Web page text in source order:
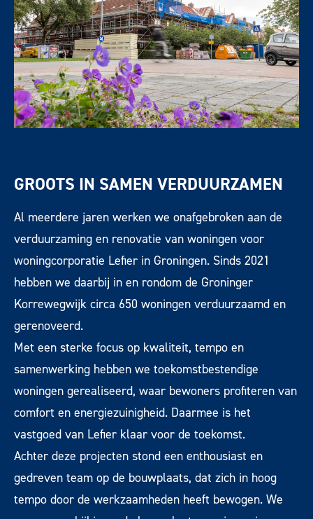
GROOTS IN SAMEN VERDUURZAMEN
Al meerdere jaren werken we onafgebroken aan de
verduurzaming en renovatie van woningen voor
woningcorporatie Lefier in Groningen. Sinds 2021
hebben we daarbij in en rondom de Groninger
Korrewegwijk circa 650 woningen verduurzaamd en
gerenoveerd.
Met een sterke focus op kwaliteit, tempo en
samenwerking hebben we toekomstbestendige
woningen gerealiseerd, waar bewoners profiteren van
comfort en energiezuinigheid. Daarmee is het
vastgoed van Lefier klaar voor de toekomst.
Achter deze projecten stond een enthousiast en
gedreven team op de bouwplaats, dat zich in hoog
tempo door de werkzaamheden heeft bewogen. We